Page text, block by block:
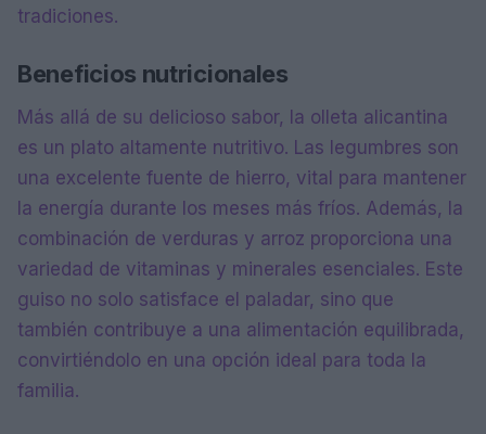
tradiciones.
Beneficios nutricionales
Más allá de su delicioso sabor, la olleta alicantina
es un plato altamente nutritivo. Las legumbres son
una excelente fuente de hierro, vital para mantener
la energía durante los meses más fríos. Además, la
combinación de verduras y arroz proporciona una
variedad de vitaminas y minerales esenciales. Este
guiso no solo satisface el paladar, sino que
también contribuye a una alimentación equilibrada,
convirtiéndolo en una opción ideal para toda la
familia.